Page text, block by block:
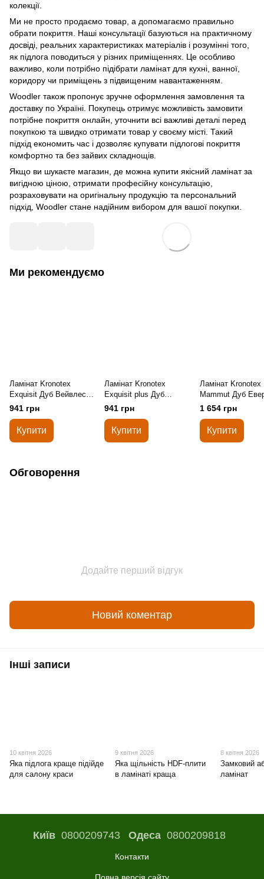
колекції.
Ми не просто продаємо товар, а допомагаємо правильно
обрати покриття. Наші консультації базуються на практичному
досвіді, реальних характеристиках матеріалів і розумінні того,
як підлога поводиться у різних приміщеннях. Це особливо
важливо, коли потрібно підібрати ламінат для кухні, ванної,
коридору чи приміщень з підвищеним навантаженням.
Woodler також пропонує зручне оформлення замовлення та
доставку по Україні. Покупець отримує можливість замовити
потрібне покриття онлайн, уточнити всі важливі деталі перед
покупкою та швидко отримати товар у своєму місті. Такий
підхід економить час і дозволяє купувати підлогові покриття
комфортно та без зайвих складнощів.
Якщо ви шукаєте магазин, де можна купити якісний ламінат за
вигідною ціною, отримати професійну консультацію,
розраховувати на оригінальну продукцію та персональний
підхід, Woodler стане надійним вибором для вашої покупки.
Ми рекомендуємо
Ламінат Kronotex
Exquisit Дуб Вейвлес
Натуральный 3004
941 грн
Купити
Ламінат Kronotex
Exquisit plus Дуб
Портовый Серый 3572
941 грн
Купити
Ламінат Kronotex
Mammut Дуб
Срібло 3081
1 654 грн
Купити
Обговорення
Додайте перший відгук
Новий коментар
Інші записи
10 квітня 2026
Яка підлога краще підійде
для салону краси
9 квітня 2026
Яка щільність HDF-плити
в ламінаті краща
8 квітня 2026
Замковий
ламінат
Київ0800209743 Одеса0800209818
Контакти
Повна версія сайту